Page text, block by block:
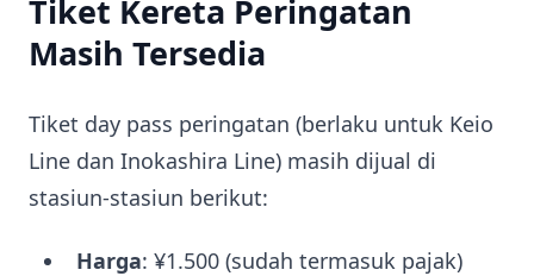
Tiket Kereta Peringatan
Masih Tersedia
Tiket day pass peringatan (berlaku untuk Keio
Line dan Inokashira Line) masih dijual di
stasiun-stasiun berikut:
Harga: ¥1.500 (sudah termasuk pajak)